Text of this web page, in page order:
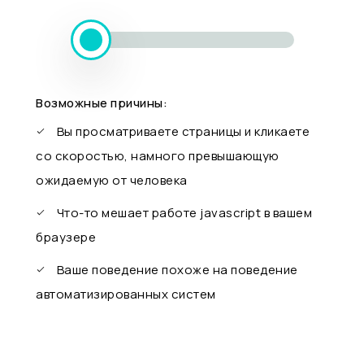
Возможные причины:
Вы просматриваете страницы и кликаете
со скоростью, намного превышающую
ожидаемую от человека
Что-то мешает работе javascript в вашем
браузере
Ваше поведение похоже на поведение
автоматизированных систем